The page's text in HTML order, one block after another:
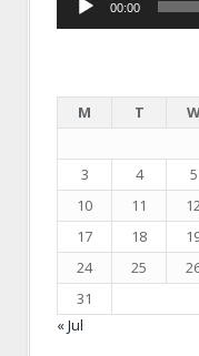
00:00
M
T
3
4 5
10
11
17
18
24
25
31
« Jul